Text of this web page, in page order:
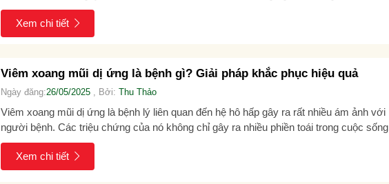
khỏe. Thế nhưng thực...
Xem chi tiết
Viêm xoang mũi dị ứng là bệnh gì? Giải pháp khắc phục hiệu quả
Ngày đăng:26/05/2025, Bởi: Thu Thảo
Viêm xoang mũi dị ứng là bệnh lý liên quan đến hệ hô hấp gây ra rất nhiều ám ảnh với
người bệnh. Các triệu chứng của nó không chỉ gây ra nhiều phiền toái trong cuộc sống
thường ngày mà còn...
Xem chi tiết